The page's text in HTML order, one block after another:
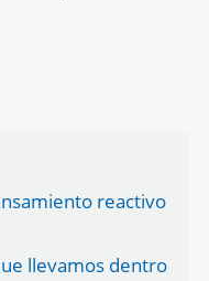
reactivo
llevamos dentro